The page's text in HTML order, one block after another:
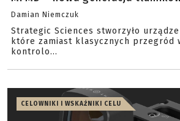
Damian Niemczuk
Strategic Sciences stworzyło
które zamiast klasycznych przegród
kontrolo...
CELOWNIKI I WSKAŹNIKI CELU